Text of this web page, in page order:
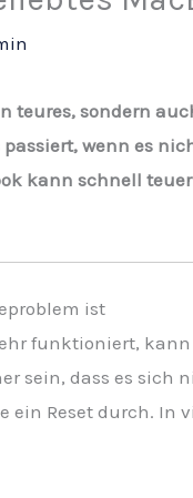
teures, sondern
passiert, wenn es
kann schnell
ist
funktioniert,
sein, dass es sich
ein Reset durch. In